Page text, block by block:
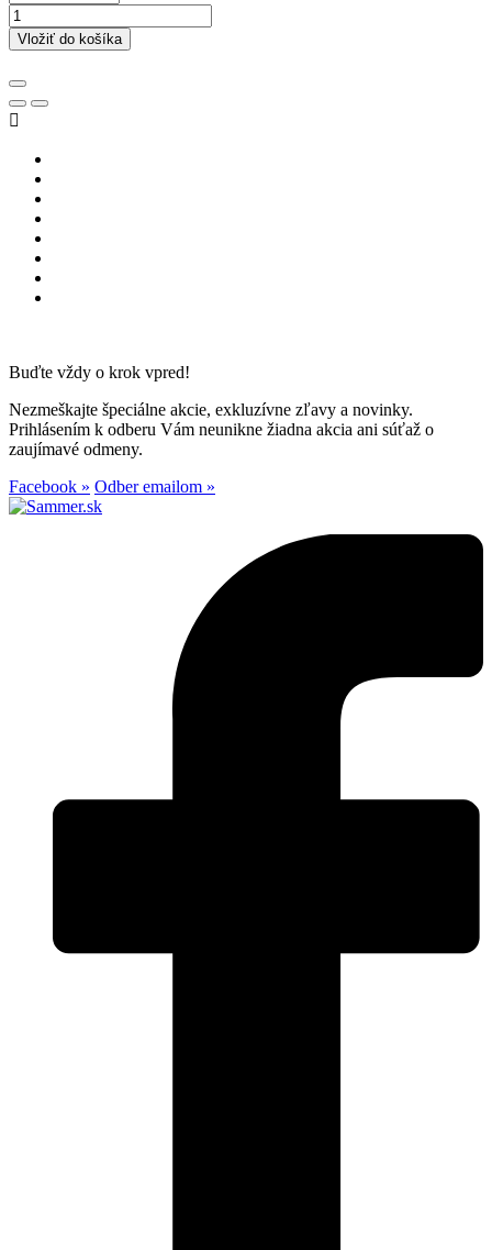
Vložiť do košíka

Buďte vždy o krok vpred!
Nezmeškajte špeciálne akcie, exkluzívne zľavy a novinky.
Prihlásením k odberu Vám neunikne žiadna akcia ani súťaž o
zaujímavé odmeny.
Facebook » Odber emailom »